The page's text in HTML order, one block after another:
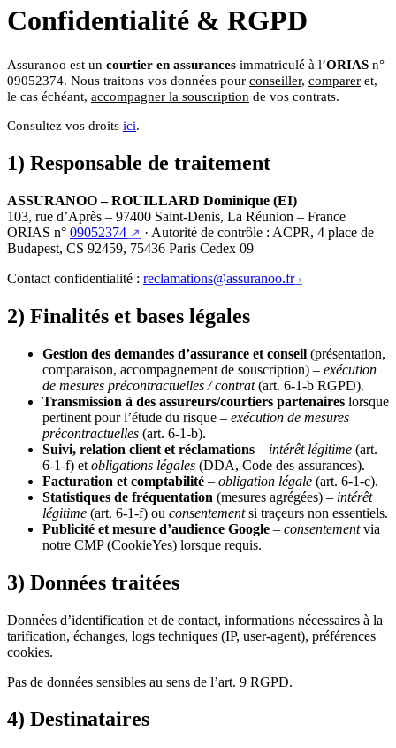
Confidentialité & RGPD
Assuranoo est un courtier en assurances immatriculé à l’ORIAS n°
09052374. Nous traitons vos données pour conseiller, comparer et,
le cas échéant, accompagner la souscription de vos contrats.
Consultez vos droits ici.
1) Responsable de traitement
ASSURANOO – ROUILLARD Dominique (EI)
103, rue d’Après – 97400 Saint-Denis, La Réunion – France
ORIAS n° 09052374
· Autorité de contrôle : ACPR, 4 place de
Budapest, CS 92459, 75436 Paris Cedex 09
Contact confidentialité : reclamations@assuranoo.fr
2) Finalités et bases légales
Gestion des demandes d’assurance et conseil (présentation,
comparaison, accompagnement de souscription) – exécution
de mesures précontractuelles / contrat(art. 6-1-b RGPD).
Transmission à des assureurs/courtiers partenaires lorsque
pertinent pour l’étude du risque – exécution de mesures
précontractuelles (art. 6-1-b).
Suivi, relation client et réclamations – intérêt légitime (art.
6-1-f) et obligations légales (DDA, Code des assurances).
Facturation et comptabilité – obligation légale (art. 6-1-c).
Statistiques de fréquentation (mesures agrégées) – intérêt
légitime (art. 6-1-f) ou consentementsi traçeurs non essentiels.
Publicité et mesure d’audience Google – consentementvia
notre CMP (CookieYes) lorsque requis.
3) Données traitées
Données d’identification et de contact, informations nécessaires à la
tarification, échanges, logs techniques (IP, user-agent), préférences
cookies.
Pas de données sensibles au sens de l’art. 9 RGPD.
4) Destinataires